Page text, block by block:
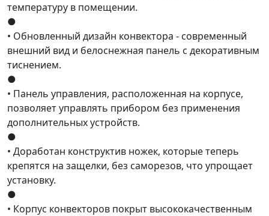
температуру в помещении.
●
• Обновленный дизайн конвектора - современный
внешний вид и белоснежная панель с декоративным
тиснением.
●
• Панель управления, расположенная на корпусе,
позволяет управлять прибором без применения
дополнительных устройств.
●
• Доработан конструктив ножек, которые теперь
крепятся на защелки, без саморезов, что упрощает
установку.
●
• Корпус конвекторов покрыт высококачественным